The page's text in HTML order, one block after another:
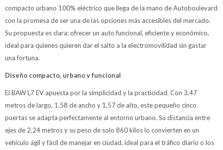
compacto urbano 100% eléctrico que llega de la mano de Autoboulevard
con la promesa de ser una de las opciones más accesibles del mercado.
Su propuesta es clara: ofrecer un auto funcional, eficiente y económico,
ideal para quienes quieren dar el salto a la electromovilidad sin gastar
una fortuna.
Diseño compacto, urbano y funcional
El BAW L7 EV apuesta por la simplicidad y la practicidad. Con 3,47
metros de largo, 1,58 de ancho y 1,57 de alto, este pequeño cinco
puertas se adapta perfectamente al entorno urbano. Su distancia entre
ejes de 2,24 metros y su peso de solo 860 kilos lo convierten en un
vehículo ágil y fácil de manejar en ciudad, ideal para el tráfico diario o los